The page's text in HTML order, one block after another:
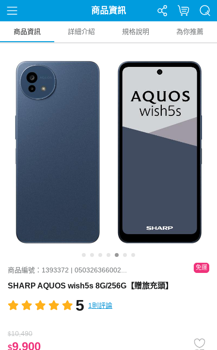
商品資訊
商品資訊 詳細介紹 規格說明 為你推薦
商品編號：1393372 | 050326366002... 免運
SHARP AQUOS wish5s 8G/256G【贈旅充頭】
5 1則評論
$10,490
$9,900